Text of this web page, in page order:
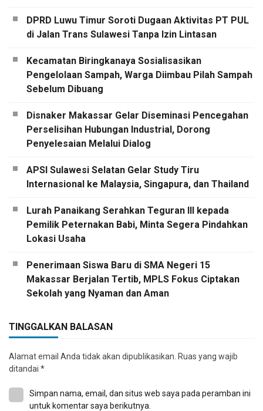
DPRD Luwu Timur Soroti Dugaan Aktivitas PT PUL
di Jalan Trans Sulawesi Tanpa Izin Lintasan
Kecamatan Biringkanaya Sosialisasikan
Pengelolaan Sampah, Warga Diimbau Pilah Sampah
Sebelum Dibuang
Disnaker Makassar Gelar Diseminasi Pencegahan
Perselisihan Hubungan Industrial, Dorong
Penyelesaian Melalui Dialog
APSI Sulawesi Selatan Gelar Study Tiru
Internasional ke Malaysia, Singapura, dan Thailand
Lurah Panaikang Serahkan Teguran III kepada
Pemilik Peternakan Babi, Minta Segera Pindahkan
Lokasi Usaha
Penerimaan Siswa Baru di SMA Negeri 15
Makassar Berjalan Tertib, MPLS Fokus Ciptakan
Sekolah yang Nyaman dan Aman
TINGGALKAN BALASAN
Alamat email Anda tidak akan dipublikasikan. Ruas yang wajib
ditandai *
Simpan nama, email, dan situs web saya pada peramban ini
untuk komentar saya berikutnya.